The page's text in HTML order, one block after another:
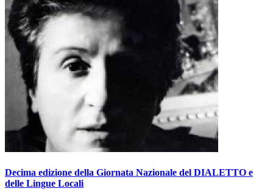
Decima edizione della Giornata Nazionale del DIALETTO e
delle Lingue Locali